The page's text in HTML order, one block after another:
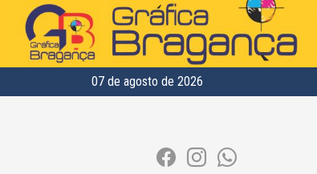
07 de agosto de 2026